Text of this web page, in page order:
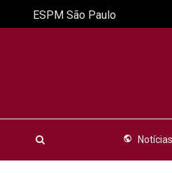
public Notícias
ESPM São Paulo